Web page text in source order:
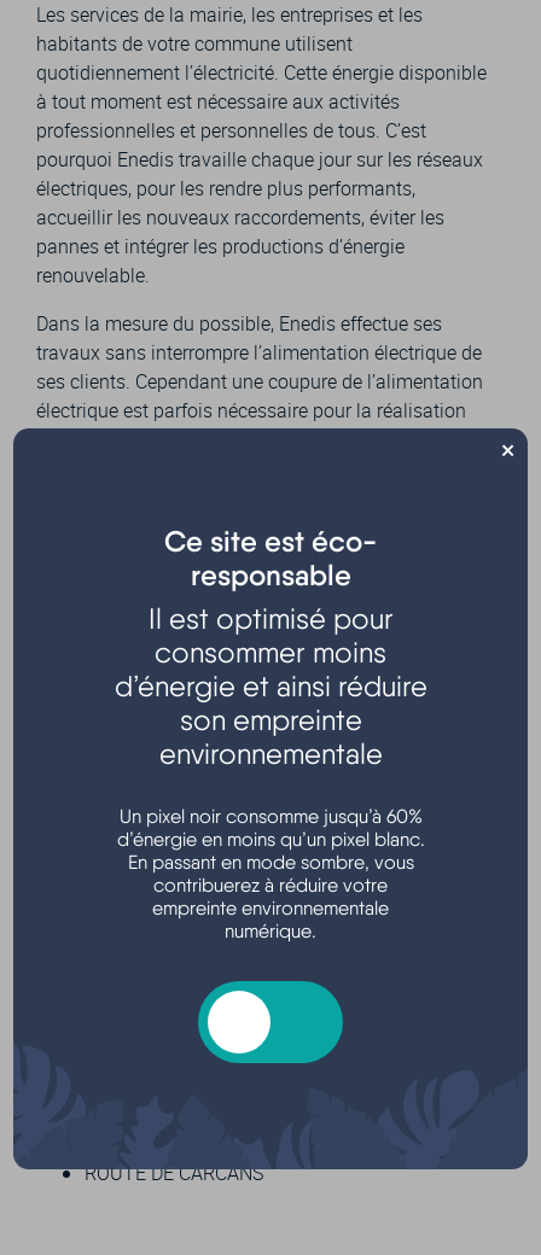
Les services de la mairie, les entreprises et les
habitants de votre commune utilisent
quotidiennement l’électricité. Cette énergie disponible
à tout moment est nécessaire aux activités
professionnelles et personnelles de tous. C’est
pourquoi Enedis travaille chaque jour sur les réseaux
électriques, pour les rendre plus performants,
accueillir les nouveaux raccordements, éviter les
pannes et intégrer les productions d’énergie
renouvelable.
Dans la mesure du possible, Enedis effectue ses
travaux sans interrompre l’alimentation électrique de
ses clients. Cependant une coupure de l’alimentation
électrique est parfois nécessaire pour la réalisation
entre 10h00 et 14h00
📍Quartiers ou lieux-dits :
LIEU DIT LE GARTHIEU NORD
📍Quartiers ou lieux-dits :
9 au 13, 17, 23 au 25, 29 au 31, 35, 41, 229,
375, 162, 170, 496, 498B, 33B LIEU DIT SAINTE
80, 98, 306, 996, 1014, 1038 LIEU DIT
GARTHIEU NORD
217, 259, 38 LIEU DIT GARTHIEU SUD
ROUTE DE CARCANS
Ce site est éco-
responsable
Il est optimisé pour
consommer moins
d’énergie et ainsi réduire
son empreinte
environnementale
Un pixel noir consomme jusqu’à 60%
d’énergie en moins qu’un pixel blanc.
En passant en mode sombre, vous
contribuerez à réduire votre
empreinte environnementale
numérique.
×